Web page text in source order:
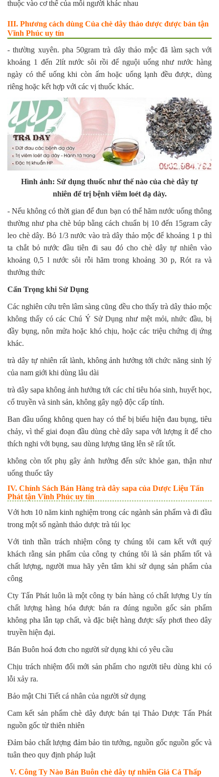
thuộc vào cơ thể của mỗi người khác nhau
III. Phương cách dùng Của chè dây thảo dược được bán tận
Vĩnh Phúc uy tín
- thường xuyên. pha 50gram trà dây thảo mộc đã làm sạch với
khoảng 1 đến 2lít nước sôi rồi để nguội uống như nước hàng
ngày có thể uống khi còn ấm hoặc uống lạnh đều được, dùng
riêng hoặc kết hợp với các vị thuốc khác.
Hình ảnh: Sử dụng thuốc như thế nào của chè dây tự
nhiên để trị bệnh viêm loét dạ dày.
- Nếu không có thời gian để đun bạn có thể hãm nước uống thông
thường như pha chè búp bằng cách chuẩn bị 10 đến 15gram cây
leo chè dây. Bỏ 1/3 nước vào trà dây thảo mộc để khoảng 1 p thì
ta chắt bỏ nước đầu tiên đi sau đó cho chè dây tự nhiên vào
khoảng 0,5 l nước sôi rỗi hãm trong khoảng 30 p, Rót ra và
thưởng thức
Cẩn Trọng khi Sử Dụng
Các nghiên cứu trên lâm sàng cũng đều cho thấy trà dây thảo mộc
không thấy có các Chú Ý Sử Dụng như mệt mỏi, nhức đầu, bị
đầy bụng, nôn mửa hoặc khó chịu, hoặc các triệu chứng dị ứng
khác.
trà dây tự nhiên rất lành, không ảnh hưởng tới chức năng sinh lý
của nam giới khi dùng lâu dài
trà dây sapa không ảnh hưởng tới các chỉ tiêu hóa sinh, huyết học,
cổ truyền và sinh sản, không gây ngộ độc cấp tính.
Ban đầu uống không quen hay có thể bị biểu hiện đau bụng, tiêu
chảy, vì thế giai đoạn đầu dùng chè dây sapa với lượng ít để cho
thích nghi với bụng, sau dùng lượng tăng lên sẽ rất tốt.
không còn tốt phụ gây ảnh hưởng đến sức khỏe gan, thận như
uống thuốc tây
IV. Chính Sách Bán Hàng trà dây sapa của Dược Liệu Tấn
Phát tận Vĩnh Phúc uy tín
Với hơn 10 năm kinh nghiệm trong các ngành sản phẩm và đi đầu
trong một số ngành thảo dược trà túi lọc
Với tinh thần trách nhiệm công ty chúng tôi cam kết với quý
khách rằng sản phẩm của công ty chúng tôi là sản phẩm tốt và
chất lượng, người mua hãy yên tâm khi sử dụng sản phẩm của
công
Cty Tấn Phát luôn là một công ty bán hàng có chất lượng Uy tín
chất lượng hàng hóa được bán ra đúng nguồn gốc sản phẩm
không pha lẫn tạp chất, và đặc biệt hàng được sấy phơi theo dây
truyền hiện đại.
Bán Buôn hoá đơn cho người sử dụng khi có yêu cầu
Chịu trách nhiệm đổi mới sản phẩm cho người tiêu dùng khi có
lỗi xảy ra.
Bảo mật Chi Tiết cá nhân của người sử dụng
Cam kết sản phẩm chè dây được bán tại Thảo Dược Tấn Phát
nguồn gốc từ thiên nhiên
Đảm bảo chất lượng đảm bảo tin tưởng, nguồn gốc nguồn gốc và
tuân theo quy định pháp luật
V. Công Ty Nào Bán Buôn chè dây tự nhiên Giá Cả Thấp